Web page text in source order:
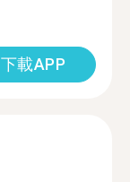
下載APP